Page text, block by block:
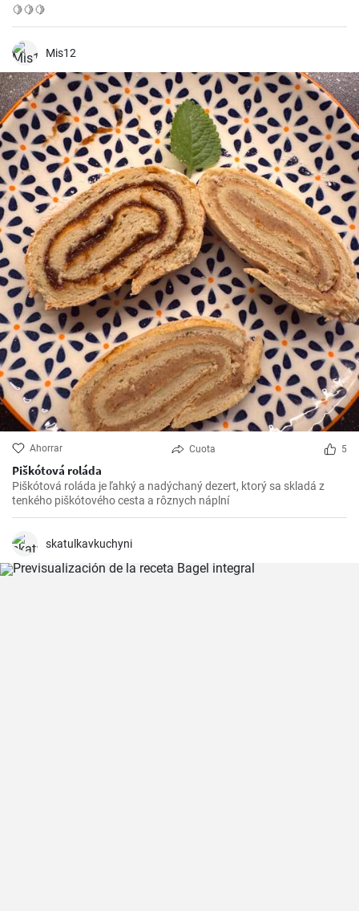
🍋🍋🍋
Mis12
Ahorrar Cuota 5
Piškótová roláda
Piškótová roláda je ľahký a nadýchaný dezert, ktorý sa skladá z
tenkého piškótového cesta a rôznych náplní
skatulkavkuchyni